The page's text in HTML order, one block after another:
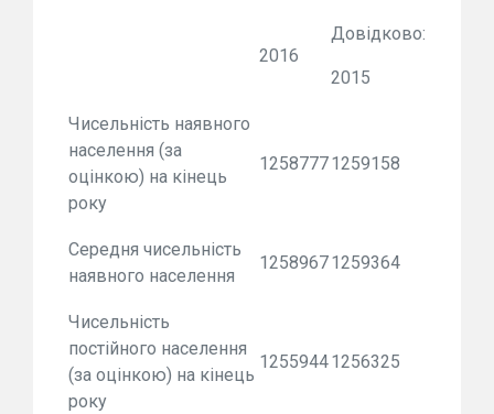
2016
Довідково:
2015
Чисельність наявного
населення (за
оцінкою) на кінець
року
12587771259158
Середня чисельність
наявного населення
12589671259364
Чисельність
постійного населення
(за оцінкою) на кінець
року
12559441256325